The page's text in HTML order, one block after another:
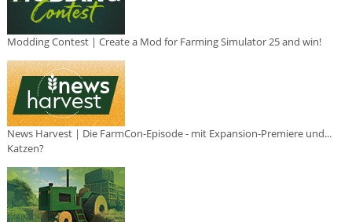
Modding Contest | Create a Mod for Farming Simulator 25 and win!
News Harvest | Die FarmCon-Episode - mit Expansion-Premiere und...
Katzen?